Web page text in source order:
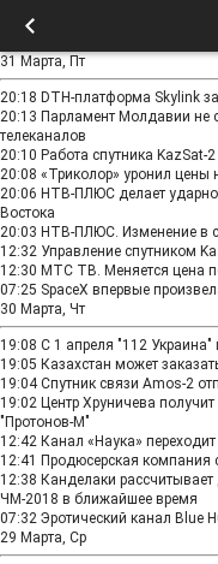
31 Марта, Пт
20:18 DTH-платформа Skylink
20:13 Парламент Молдавии не
телеканалов
20:10 Работа спутника KazSat-
20:08 «Триколор» уронил цены
20:06 НТВ‑ПЛЮС делает
Востока
20:03 НТВ-ПЛЮС. Изменение в
12:32 Управление спутником
12:30 МТС ТВ. Меняется цена
07:25 SpaceX впервые
30 Марта, Чт
19:08 С 1 апреля "112 Украина"
19:05 Казахстан может
19:04 Спутник связи Amos-2
19:02 Центр Хруничева
"Протонов-М"
12:42 Канал «Наука»
12:41 Продюсерская компания
12:38 Канделаки
ЧМ-2018 в ближайшее время
07:32 Эротический канал Blue
29 Марта, Ср